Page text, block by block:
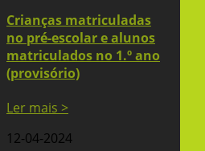
Crianças matriculadas
no pré-escolar e alunos
matriculados no 1.º ano
(provisório)
Ler mais >
12-04-2024